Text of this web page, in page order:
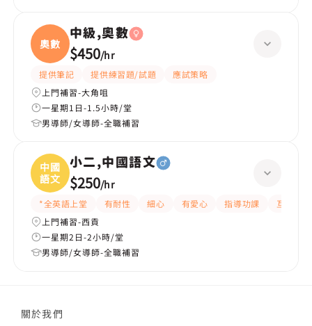
奧數
中級,奧數
$450/hr
提供筆記 提供練習題/試題
應試策略
上門補習-大角咀
一星期1日-1.5小時/堂
男導師/女導師-全職補習
中國
語文
小二,中國語文
$250/hr
*全英語上堂 有耐性 細心 有愛心 指導功課
互動教學
上門補習-西貢
一星期2日-2小時/堂
男導師/女導師-全職補習
關於我們